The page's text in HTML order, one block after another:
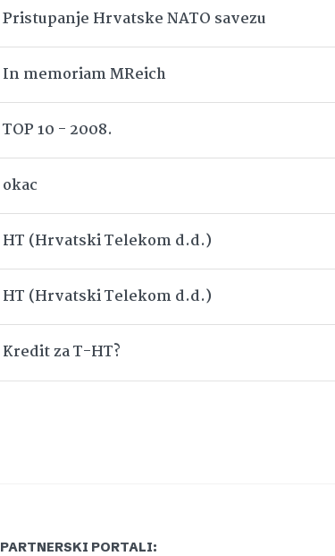
Pristupanje Hrvatske NATO savezu
In memoriam MReich
TOP 10 - 2008.
okac
HT (Hrvatski Telekom d.d.)
HT (Hrvatski Telekom d.d.)
Kredit za T-HT?
PARTNERSKI PORTALI: